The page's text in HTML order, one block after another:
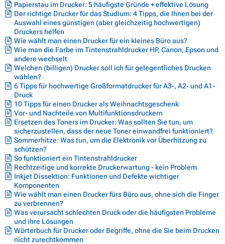
Papierstau im Drucker: 5 häufigste Gründe + effektive Lösung
Der richtige Drucker für das Studium: 4 Tipps, die Ihnen bei der
Auswahl eines günstigen (aber gleichzeitig hochwertigen)
Druckers helfen
Wie wählt man einen Drucker für ein kleines Büro aus?
Wie man die Farbe im Tintenstrahldrucker HP, Canon, Epson und
andere wechselt
Welchen (billigen) Drucker soll ich für gelegentliches Drucken
wählen?
6 Tipps für hochwertige Großformatdrucker für A3-, A2- und A1-
Druck
10 Tipps für einen Drucker als Weihnachtsgeschenk
Vor- und Nachteile von Multifunktionsdruckern
Ersetzen des Toners im Drucker: Was sollten Sie tun, um
sicherzustellen, dass der neue Toner einwandfrei funktioniert?
Sommerhitze: Was tun, um die Elektronik vor Überhitzung zu
schützen?
So funktioniert ein Tintenstrahldrucker
Rechtzeitige und korrekte Druckerwartung - kein Problem
Inkjet Dissektion: Funktionen und Defekte wichtiger
Komponenten
Wie wählt man einen Drucker fürs Büro aus, ohne sich die Finger
zu verbrennen?
Was verursacht schlechten Druck oder die häufigsten Probleme
und ihre Lösungen
Wörterbuch für Drucker oder Begriffe, ohne die Sie beim Drucken
nicht zurechtkommen